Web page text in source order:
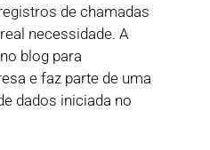
de chamadas
necessidade. A
blog para
e faz parte de uma
dados iniciada no